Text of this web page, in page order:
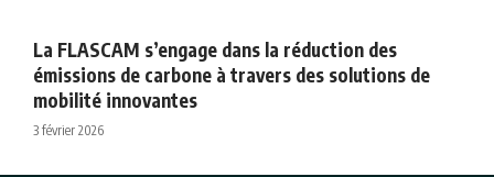
La FLASCAM s’engage dans la réduction des
émissions de carbone à travers des solutions de
mobilité innovantes
3 février 2026